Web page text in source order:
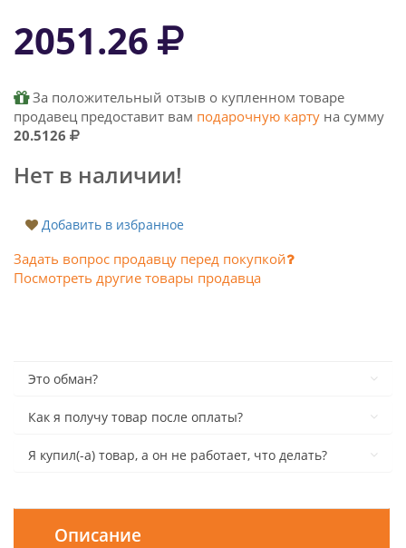
2051.26
За положительный отзыв о купленном товаре
продавец предоставит вам подарочную карту на сумму
20.5126
Нет в наличии!
Добавить в избранное
Задать вопрос продавцу перед покупкой
Посмотреть другие товары продавца
Это обман?
Как я получу товар после оплаты?
Я купил(-а) товар, а он не работает, что делать?
Описание